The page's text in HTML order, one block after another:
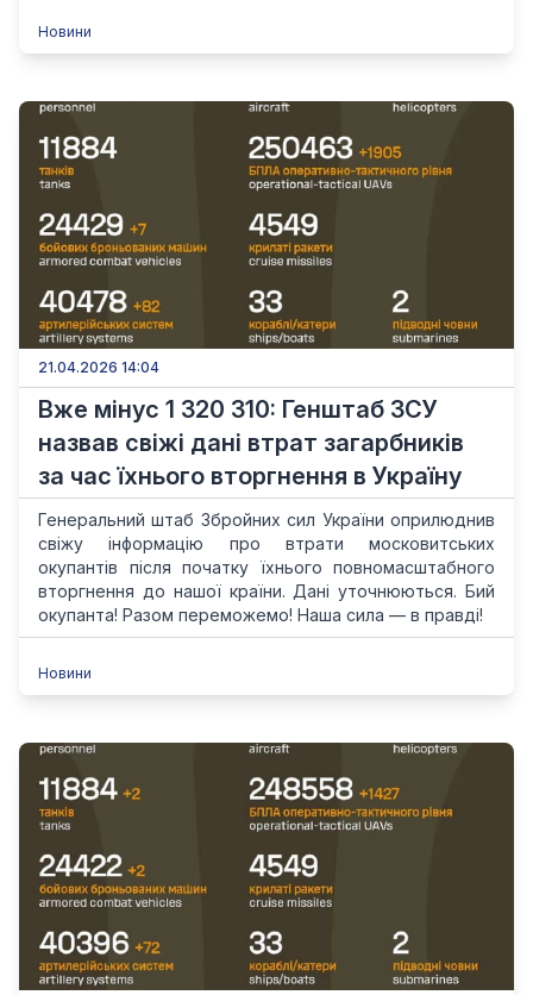
Новини
21.04.2026 14:04
Вже мінус 1 320 310: Генштаб ЗСУ
назвав свіжі дані втрат загарбників
за час їхнього вторгнення в Україну
Генеральний штаб Збройних сил України оприлюднив
свіжу інформацію про втрати московитських
окупантів після початку їхнього повномасштабного
вторгнення до нашої країни. Дані уточнюються. Бий
окупанта! Разом переможемо! Наша сила — в правді!
Новини